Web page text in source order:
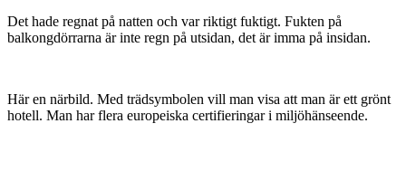
Det hade regnat på natten och var riktigt fuktigt. Fukten på
balkongdörrarna är inte regn på utsidan, det är imma på insidan.
Här en närbild. Med trädsymbolen vill man visa att man är ett grönt
hotell. Man har flera europeiska certifieringar i miljöhänseende.